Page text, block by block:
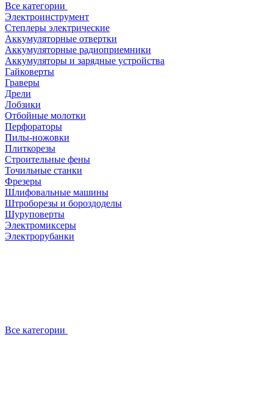
Все категории
Электроинструмент
Степлеры электрические
Аккумуляторные отвертки
Аккумуляторные радиоприемники
Аккумуляторы и зарядные устройства
Гайковерты
Граверы
Дрели
Лобзики
Отбойные молотки
Перфораторы
Пилы-ножовки
Плиткорезы
Строительные фены
Точильные станки
Фрезеры
Шлифовальные машины
Штроборезы и бороздоделы
Шуруповерты
Электромиксеры
Электрорубанки
Все категории